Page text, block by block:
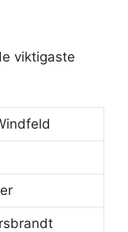
viktigaste